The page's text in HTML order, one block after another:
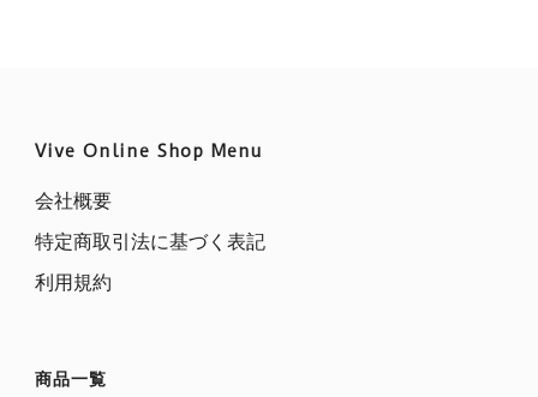
Vive Online Shop Menu
会社概要
特定商取引法に基づく表記
利用規約
商品一覧